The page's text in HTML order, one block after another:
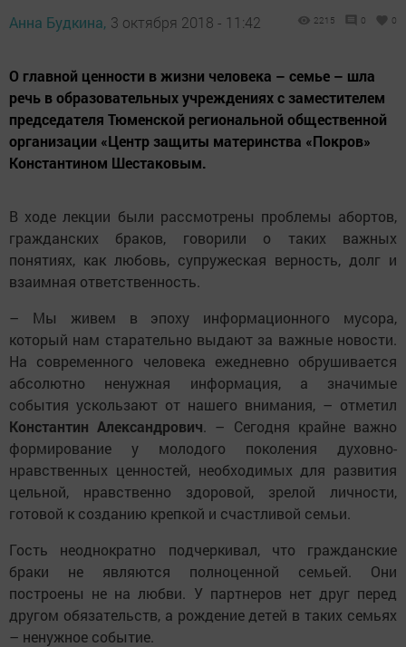
Анна Будкина, 3 октября 2018 - 11:42 2215 0 0
О главной ценности в жизни человека – семье – шла
речь в образовательных учреждениях с заместителем
председателя Тюменской региональной общественной
организации «Центр защиты материнства «Покров»
Константином Шестаковым.
В ходе лекции были рассмотрены проблемы абортов,
гражданских браков, говорили о таких важных
понятиях, как любовь, супру­жеская верность, долг и
взаимная ответственность.
– Мы живем в эпоху информационного мусора,
который нам старательно выдают за важные новости.
На современного человека ежедневно обрушивается
абсолютно ненужная информация, а значимые
события ускользают от нашего внимания, – отметил
Константин Александрович. – Сегодня крайне важно
формирование у молодого поколения духовно-
нравственных ценностей, необходимых для развития
цельной, нравственно здоровой, зрелой личности,
готовой к созданию крепкой и счастливой семьи.
Гость неоднократно подчеркивал, что гражданские
браки не являются полноценной семьей. Они
построены не на любви. У партнеров нет друг перед
другом обязательств, а рождение детей в таких семьях
– ненужное событие.